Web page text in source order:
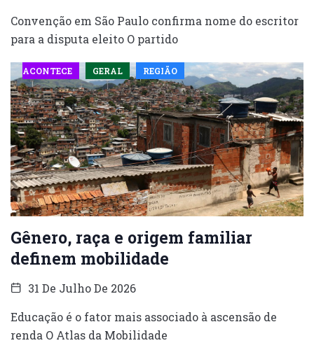
Convenção em São Paulo confirma nome do escritor
para a disputa eleito O partido
ACONTECE GERAL REGIÃO
Gênero, raça e origem familiar
definem mobilidade
31 De Julho De 2026
Educação é o fator mais associado à ascensão de
renda O Atlas da Mobilidade